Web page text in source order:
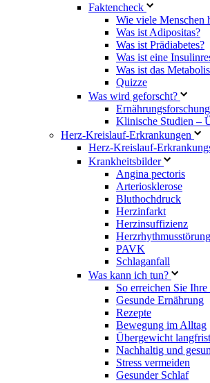
Faktencheck
Wie viele Menschen
Was ist Adipositas?
Was ist Prädiabetes?
Was ist eine
Was ist das
Quizze
Was wird geforscht?
Ernährungsforschung
Klinische Studien –
Herz-Kreislauf-Erkrankungen
Herz-Kreislauf-
Krankheitsbilder
Angina pectoris
Arteriosklerose
Bluthochdruck
Herzinfarkt
Herzinsuffizienz
PAVK
Schlaganfall
Was kann ich tun?
So erreichen Sie
Gesunde Ernährung
Rezepte
Bewegung im Alltag
Übergewicht
Nachhaltig und
Stress vermeiden
Gesunder Schlaf